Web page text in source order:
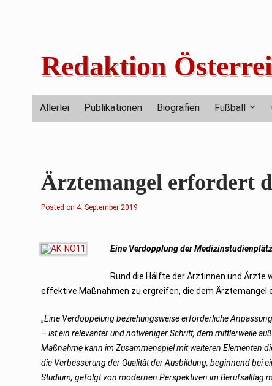
Redaktion
Allerlei Publikationen Biografien Fußball
Ärztemangel erfordert
Posted on4
t
e
r
2
9
4. September 2019
Eine Verdopplung der
Rund die Hälfte der Ärztinnen und Ärzte
effektive Maßnahmen zu ergreifen, die dem Ärztemangel
„Eine Verdoppelung beziehungsweise erforderliche
– ist ein relevanter und notweniger Schritt, dem mittlerweile
Maßnahme kann im Zusammenspiel mit weiteren Elementen
die Verbesserung der Qualität der Ausbildung, beginnend bei
Studium, gefolgt von modernen Perspektiven im Berufsalltag